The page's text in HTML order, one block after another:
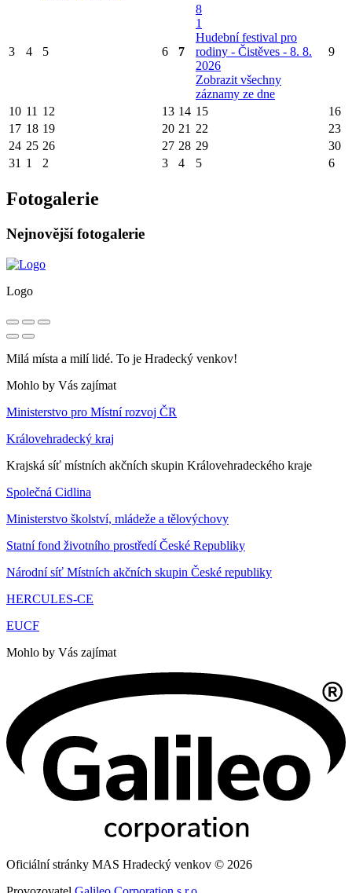
3 4 5 6 7
8
1
Hudební festival pro
rodiny - Čistěves - 8. 8.
2026
Zobrazit všechny
záznamy ze dne
9
10 11 12 13 14 15
16
17 18 19 20 21 22
23
24 25 26 27 28 29
30
31 1 2 3 4 5 6
Fotogalerie
Nejnovější fotogalerie
Logo
Milá místa a milí lidé. To je Hradecký venkov!
Mohlo by Vás zajímat
Ministerstvo pro Místní rozvoj ČR
Královehradecký kraj
Krajská síť místních akčních skupin Královehradeckého kraje
Společná Cidlina
Ministerstvo školství, mládeže a tělovýchovy
Statní fond životního prostředí České Republiky
Národní síť Místních akčních skupin České republiky
HERCULES-CE
EUCF
Mohlo by Vás zajímat
Oficiální stránky MAS Hradecký venkov © 2026